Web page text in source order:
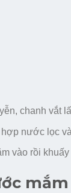
chanh vắt
nước lọc
vào rồi khuấy